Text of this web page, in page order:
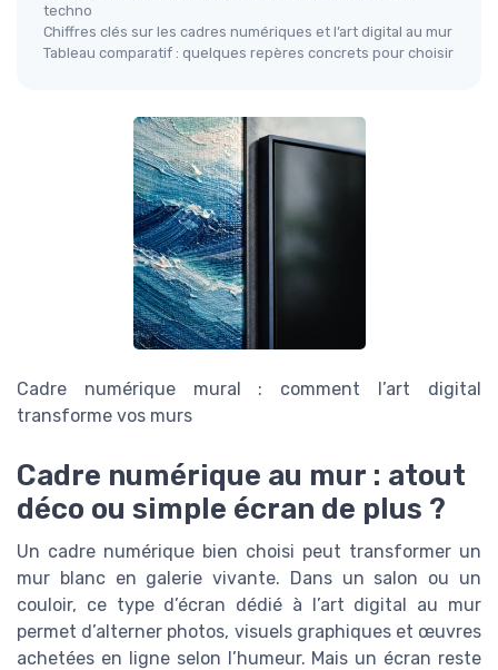
techno
Chiffres clés sur les cadres numériques et l’art digital au mur
Tableau comparatif : quelques repères concrets pour choisir
Cadre numérique mural : comment l’art digital
transforme vos murs
Cadre numérique au mur : atout
déco ou simple écran de plus ?
Un cadre numérique bien choisi peut transformer un
mur blanc en galerie vivante. Dans un salon ou un
couloir, ce type d’écran dédié à l’art digital au mur
permet d’alterner photos, visuels graphiques et œuvres
achetées en ligne selon l’humeur. Mais un écran reste